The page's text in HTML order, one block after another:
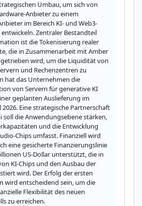
Umbau, um sich von
Anbieter zu einem
im Bereich KI- und Web3-
Zentraler Bestandteil
ist die Tokenisierung realer
die in Zusammenarbeit mit Amber
wird, um die Liquidität von
und Rechenzentren zu
hat das Unternehmen die
von Servern für generative KI
geplanten Auslieferung im
Eine strategische Partnerschaft
soll die Anwendungsebene stärken,
und die Entwicklung
Chips umfasst. Finanziell wird
eine gesicherte Finanzierungslinie
US-Dollar unterstützt, die in
KI-Chips und den Ausbau der
wird. Der Erfolg der ersten
wird entscheidend sein, um die
Flexibilität des neuen
zu erreichen.